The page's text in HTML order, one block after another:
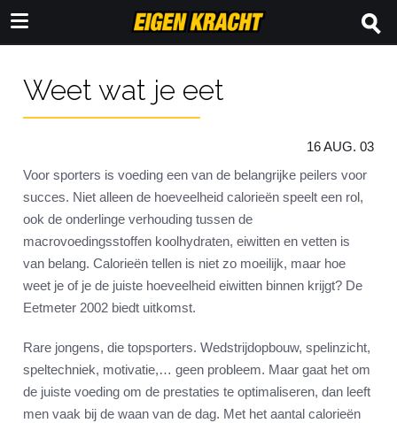
Weet wat je eet
16 AUG. 03
Voor sporters is voeding een van de belangrijke peilers voor
succes. Niet alleen de hoeveelheid calorieën speelt een rol,
ook de onderlinge verhouding tussen de
macrovoedingsstoffen koolhydraten, eiwitten en vetten is
van belang. Calorieën tellen is niet zo moeilijk, maar hoe
weet je of je de juiste hoeveelheid eiwitten binnen krijgt? De
Eetmeter 2002 biedt uitkomst.
Rare jongens, die topsporters. Wedstrijdopbouw, spelinzicht,
speltechniek, motivatie,… geen probleem. Maar gaat het om
de juiste voeding om de prestaties te optimaliseren, dan leeft
men vaak bij de waan van de dag. Met het aantal calorieën